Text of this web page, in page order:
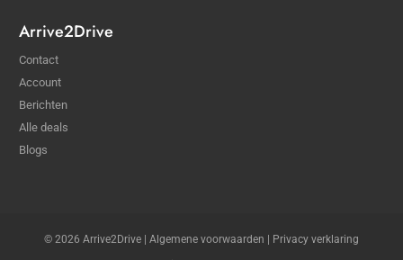
Arrive2Drive
Contact
Account
Berichten
Alle deals
Blogs
© 2026 Arrive2Drive | Algemene voorwaarden
Privacy verklaring